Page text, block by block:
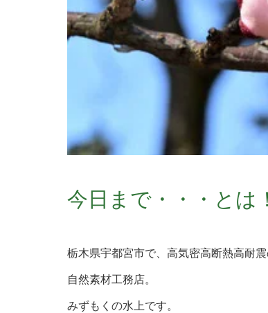
今日まで・・・とは
栃木県宇都宮市で、高気密高断熱高耐
自然素材工務店。
みずもくの水上です。